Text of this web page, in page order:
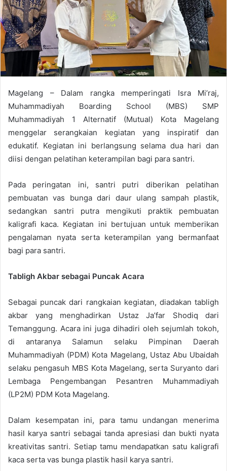
a
l
Magelang – Dalam rangka memperingati Isra Mi’raj,
Muhammadiyah Boarding School (MBS) SMP
Muhammadiyah 1 Alternatif (Mutual) Kota Magelang
menggelar serangkaian kegiatan yang inspiratif dan
edukatif. Kegiatan ini berlangsung selama dua hari dan
diisi dengan pelatihan keterampilan bagi para santri.
Pada peringatan ini, santri putri diberikan pelatihan
pembuatan vas bunga dari daur ulang sampah plastik,
sedangkan santri putra mengikuti praktik pembuatan
kaligrafi kaca. Kegiatan ini bertujuan untuk memberikan
pengalaman nyata serta keterampilan yang bermanfaat
bagi para santri.
Tabligh Akbar sebagai Puncak Acara
Sebagai puncak dari rangkaian kegiatan, diadakan tabligh
akbar yang menghadirkan Ustaz Ja’far Shodiq dari
Temanggung. Acara ini juga dihadiri oleh sejumlah tokoh,
di antaranya Salamun selaku Pimpinan Daerah
Muhammadiyah (PDM) Kota Magelang, Ustaz Abu Ubaidah
selaku pengasuh MBS Kota Magelang, serta Suryanto dari
Lembaga Pengembangan Pesantren Muhammadiyah
(LP2M) PDM Kota Magelang.
Dalam kesempatan ini, para tamu undangan menerima
hasil karya santri sebagai tanda apresiasi dan bukti nyata
kreativitas santri. Setiap tamu mendapatkan satu kaligrafi
kaca serta vas bunga plastik hasil karya santri.